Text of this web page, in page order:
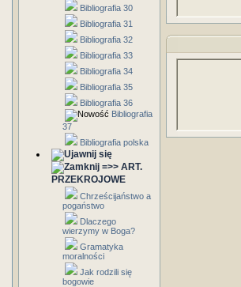
Bibliografia 30
Bibliografia 31
Bibliografia 32
Bibliografia 33
Bibliografia 34
Bibliografia 35
Bibliografia 36
Bibliografia
37
Bibliografia polska
=>> ART.
PRZEKROJOWE
Chrześcijaństwo a
pogaństwo
Dlaczego
wierzymy w Boga?
Gramatyka
moralności
Jak rodzili się
bogowie